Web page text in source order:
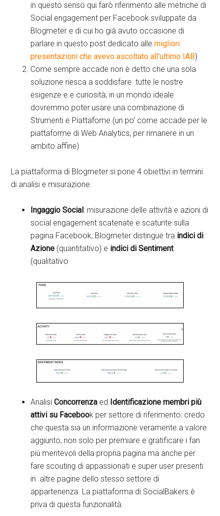
in questo senso qui farò riferimento alle metriche di
Social engagement per Facebook sviluppate da
Blogmeter e di cui ho già avuto occasione di
parlare in questo post dedicato allemigliori
presentazioni che avevo ascoltato all’ultimo IAB)
Come sempre accade non è detto che una sola
soluzione riesca a soddisfare tutte le nostre
esigenze e e curiosità; in un mondo ideale
dovremmo poter usare una combinazione di
Strumenti e Piattafome (un po’ come accade per le
piattaforme di Web Analytics, per rimanere in un
ambito affine)
La piattaforma di Blogmeter si pone 4 obiettivi in termini
di analisi e misurazione:
Ingaggio Social : misurazione delle attività e azioni di
social engagement scatenate e scaturite sulla
pagina Facebook; Blogmeter distingue tra indici di
Azione (quantitativo) e indici di Sentiment
(qualitativo
AnalisiConcorrenza ed Identificazione membri più
attivi su Facebook per settore di riferimento: credo
che questa sia un informazione veramente a valore
aggiunto, non solo per premiare e gratificare i fan
più meritevoli della propria pagina ma anche per
fare scouting di appassionati e super user presenti
in altre pagine dello stesso settore di
appartenenza. La piattaforma di SocialBakers è
priva di questa funzionalità.